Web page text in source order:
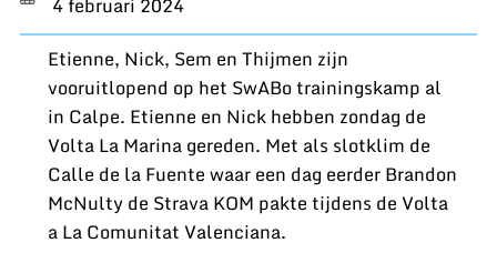
Etienne, Nick, Sem en Thijmen zijn
vooruitlopend op het SwABo trainingskamp al
in Calpe. Etienne en Nick hebben zondag de
Volta La Marina gereden. Met als slotklim de
Calle de la Fuente waar een dag eerder Brandon
McNulty de Strava KOM pakte tijdens de Volta
a La Comunitat Valenciana.